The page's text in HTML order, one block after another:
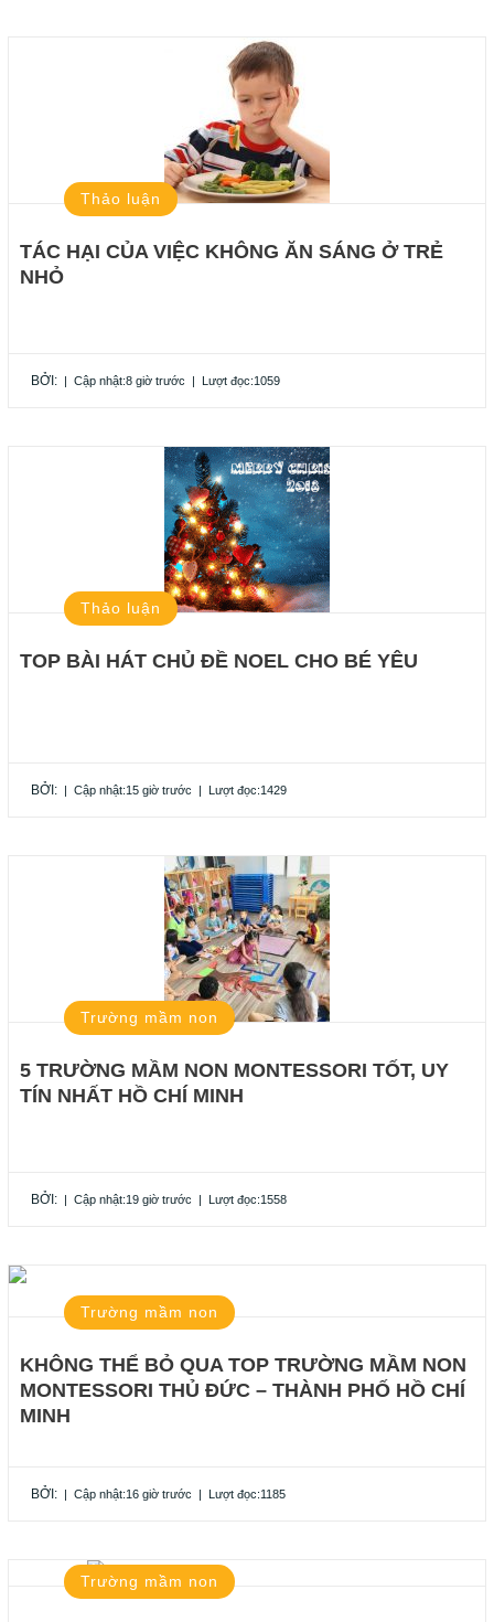
Thảo luận
TÁC HẠI CỦA VIỆC KHÔNG ĂN SÁNG Ở TRẺ
NHỎ
BỞI: | Cập nhật:8 giờ trước | Lượt đọc:1059
Thảo luận
TOP BÀI HÁT CHỦ ĐỀ NOEL CHO BÉ YÊU
BỞI: | Cập nhật:15 giờ trước | Lượt đọc:1429
Trường mầm non
5 TRƯỜNG MẦM NON MONTESSORI TỐT, UY
TÍN NHẤT HỒ CHÍ MINH
BỞI: | Cập nhật:19 giờ trước | Lượt đọc:1558
Trường mầm non
KHÔNG THỂ BỎ QUA TOP TRƯỜNG MẦM NON
MONTESSORI THỦ ĐỨC – THÀNH PHỐ HỒ CHÍ
MINH
BỞI: | Cập nhật:16 giờ trước | Lượt đọc:1185
Trường mầm non